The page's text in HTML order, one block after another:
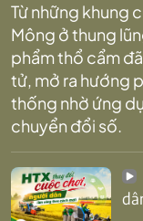
Từ những khung
Mông ở thung
phẩm thổ cẩm
tử, mở ra hướng
thống nhờ ứng
chuyển đổi số.